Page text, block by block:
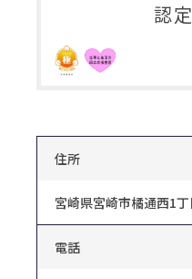
認
住所
宮崎県宮崎市橘通西1
電話